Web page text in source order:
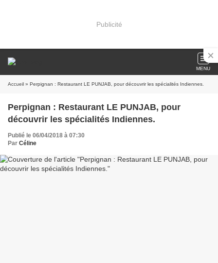
Publicité
MENU
Accueil » Perpignan : Restaurant LE PUNJAB, pour découvrir les spécialités Indiennes.
Perpignan : Restaurant LE PUNJAB, pour
découvrir les spécialités Indiennes.
Publié le 06/04/2018 à 07:30
Par Céline